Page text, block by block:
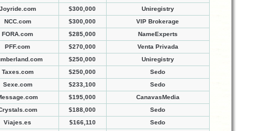
$300,000
Uniregistry
NCC.com
$300,000
VIP Brokerage
FORA.com
$285,000
NameExperts
PFF.com
$270,000
Venta Privada
$250,000
Uniregistry
Taxes.com
$250,000
Sedo
Sexe.com
$233,100
Sedo
$195,000
CanavasMedia
$188,000
Sedo
Viajes.es
$166,110
Sedo